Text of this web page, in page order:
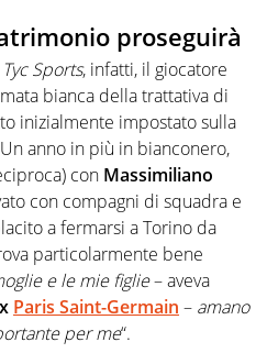
proseguirà
Tyc Sports, infatti, il giocatore
bianca della trattativa di
inizialmente impostato sulla
anno in più in bianconero,
con Massimiliano
con compagni di squadra e
a fermarsi a Torino da
particolarmente bene
e le mie figlie– aveva
Paris Saint-Germain – amano
per me“.